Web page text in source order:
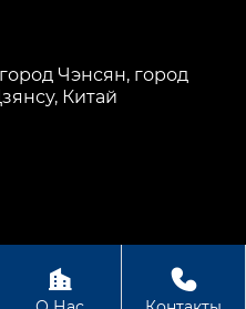
Чэнсян, город
Китай
ООО
 